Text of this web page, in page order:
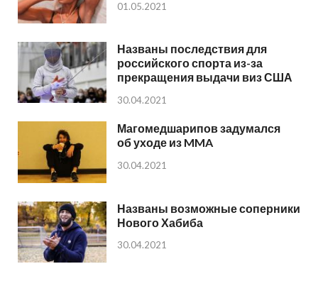
01.05.2021
Названы последствия для
российского спорта из-за
прекращения выдачи виз США
30.04.2021
Магомедшарипов задумался
об уходе из MMA
30.04.2021
Названы возможные соперники
Нового Хабиба
30.04.2021